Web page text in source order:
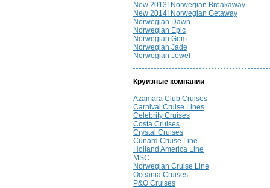
New 2013! Norwegian Breakaway
New 2014! Norwegian Getaway
Norwegian Dawn
Norwegian Epic
Norwegian Gem
Norwegian Jade
Norwegian Jewel
Круизные компании
Azamara Club Cruises
Carnival Cruise Lines
Celebrity Cruises
Costa Cruises
Crystal Cruises
Cunard Cruise Line
Holland America Line
MSC
Norwegian Cruise Line
Oceania Cruises
P&O Cruises